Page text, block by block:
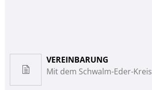
VEREINBARUNG
Mit dem Schwalm-Eder-Kreis